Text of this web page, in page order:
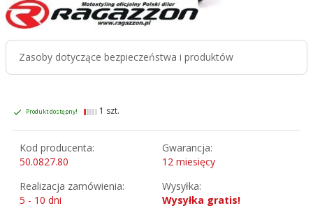
Zasoby dotyczące bezpieczeństwa i produktów
Produkt dostępny! 1 szt.
Kod producenta:
50.0827.80
Gwarancja:
12 miesięcy
Realizacja zamówienia:
5 - 10 dni
Wysyłka:
Wysyłka gratis!